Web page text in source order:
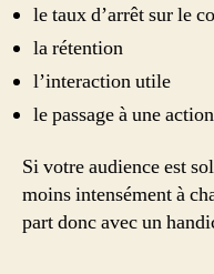
le taux d’arrêt sur le
la rétention
l’interaction utile
le passage à une
Si votre audience est
moins intensément à
part donc avec un